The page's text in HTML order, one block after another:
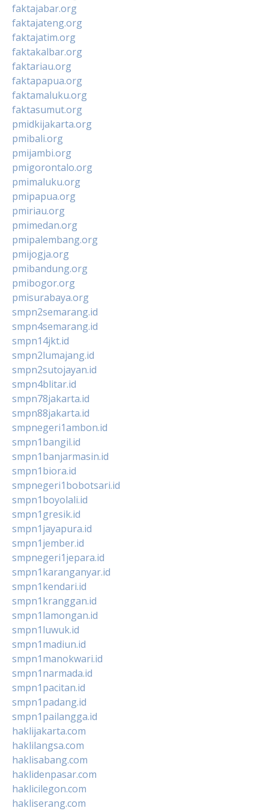
faktajabar.org
faktajateng.org
faktajatim.org
faktakalbar.org
faktariau.org
faktapapua.org
faktamaluku.org
faktasumut.org
pmidkijakarta.org
pmibali.org
pmijambi.org
pmigorontalo.org
pmimaluku.org
pmipapua.org
pmiriau.org
pmimedan.org
pmipalembang.org
pmijogja.org
pmibandung.org
pmibogor.org
pmisurabaya.org
smpn2semarang.id
smpn4semarang.id
smpn14jkt.id
smpn2lumajang.id
smpn2sutojayan.id
smpn4blitar.id
smpn78jakarta.id
smpn88jakarta.id
smpnegeri1ambon.id
smpn1bangil.id
smpn1banjarmasin.id
smpn1biora.id
smpnegeri1bobotsari.id
smpn1boyolali.id
smpn1gresik.id
smpn1jayapura.id
smpn1jember.id
smpnegeri1jepara.id
smpn1karanganyar.id
smpn1kendari.id
smpn1kranggan.id
smpn1lamongan.id
smpn1luwuk.id
smpn1madiun.id
smpn1manokwari.id
smpn1narmada.id
smpn1pacitan.id
smpn1padang.id
smpn1pailangga.id
haklijakarta.com
haklilangsa.com
haklisabang.com
haklidenpasar.com
haklicilegon.com
hakliserang.com